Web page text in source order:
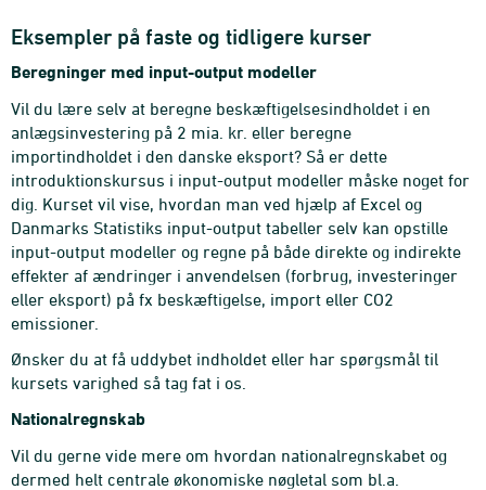
Eksempler på faste og tidligere kurser
Beregninger med input-output modeller
Vil du lære selv at beregne beskæftigelsesindholdet i en
anlægsinvestering på 2 mia. kr. eller beregne
importindholdet i den danske eksport? Så er dette
introduktionskursus i input-output modeller måske noget for
dig. Kurset vil vise, hvordan man ved hjælp af Excel og
Danmarks Statistiks input-output tabeller selv kan opstille
input-output modeller og regne på både direkte og indirekte
effekter af ændringer i anvendelsen (forbrug, investeringer
eller eksport) på fx beskæftigelse, import eller CO2
emissioner.
Ønsker du at få uddybet indholdet eller har spørgsmål til
kursets varighed så tag fat i os.
Nationalregnskab
Vil du gerne vide mere om hvordan nationalregnskabet og
dermed helt centrale økonomiske nøgletal som bl.a.